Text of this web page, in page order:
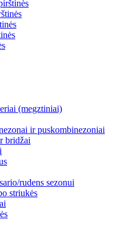
(megztiniai)
ir puskombinezoniai
bridžai
rudens sezonui
striukės